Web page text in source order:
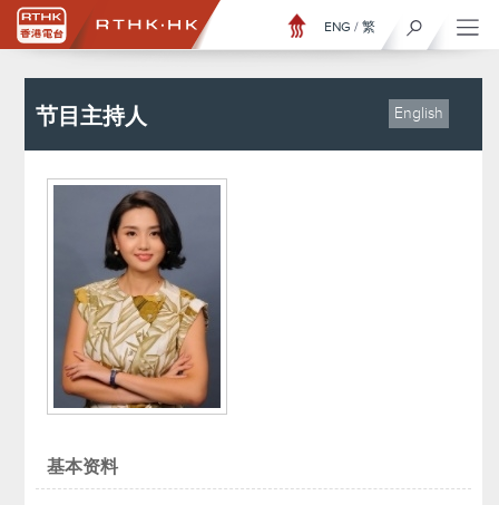
ENG / 繁
节目主持人 English
基本资料